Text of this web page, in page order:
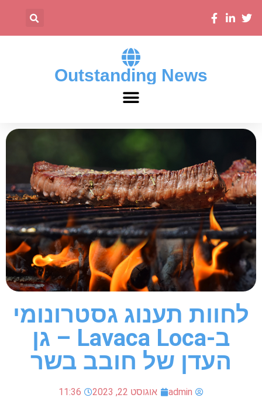
Outstanding News
לחוות תענוג גסטרונומי
ב-Lavaca Loca – גן
העדן של חובב בשר
admin אוגוסט 22, 2023 11:36